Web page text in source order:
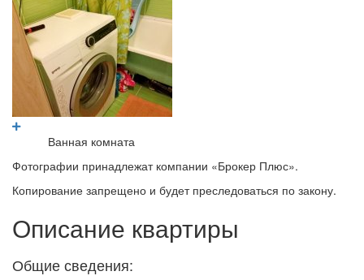
Ванная комната
Фотографии принадлежат компании «Брокер Плюс».
Копирование запрещено и будет преследоваться по закону.
Описание квартиры
Общие сведения: